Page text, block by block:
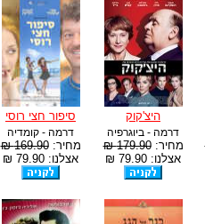
היצ'קוק
דרמה - ביוגרפיה
מחיר:179.90 ₪
אצלנו: 79.90 ₪
סיפור חצי רוסי
דרמה - קומדיה
מחיר:169.90 ₪
אצלנו: 79.90 ₪